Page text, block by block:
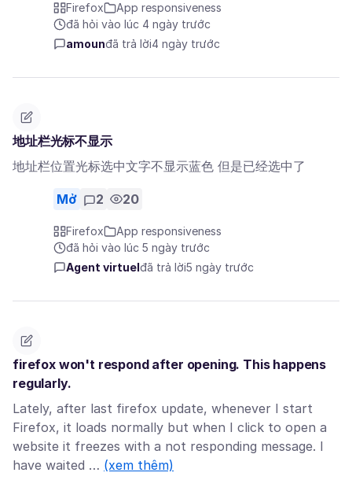
Firefox
App responsiveness
đã hỏi vào lúc 4 ngày trước
amounđã trả lời4 ngày trước
地址栏光标不显示
地址栏位置光标选中文字不显示蓝色 但是已经选中了
Mở 2 20
Firefox
App responsiveness
đã hỏi vào lúc 5 ngày trước
Agent virtuel đã trả lời5 ngày trước
firefox won't respond after opening. This happens
regularly.
Lately, after last firefox update, whenever I start
Firefox, it loads normally but when I click to open a
website it freezes with a not responding message. I
have waited … (xem thêm)